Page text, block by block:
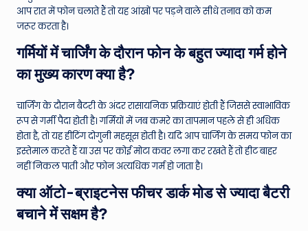
आप रात में फोन चलाते हैं तो यह आंखों पर पड़ने वाले सीधे तनाव को कम
जरूर करता है।
गर्मियों में चार्जिंग के दौरान फोन के बहुत ज्यादा गर्म होने
का मुख्य कारण क्या है?
चार्जिंग के दौरान बैटरी के अंदर रासायनिक प्रक्रियाएं होती हैं जिससे स्वाभाविक
रूप से गर्मी पैदा होती है। गर्मियों में जब कमरे का तापमान पहले से ही अधिक
होता है, तो यह हीटिंग दोगुनी महसूस होती है। यदि आप चार्जिंग के समय फोन का
इस्तेमाल करते हैं या उस पर कोई मोटा कवर लगा कर रखते हैं तो हीट बाहर
नहीं निकल पाती और फोन अत्यधिक गर्म हो जाता है।
क्या ऑटो-ब्राइटनेस फीचर डार्क मोड से ज्यादा बैटरी
बचाने में सक्षम है?